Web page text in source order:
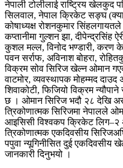
नेपाली टोलीलाई राष्ट्रिय खेलकुद
सिलवाल, नेपाल क्रिकेट सङ्घ
कोषाध्यक्ष रोशनकुमार सिंहलगायतले
कप्तानीमा गुल्शन झा,
कुशल मल्ल, विनोद भण्डारी, करण
पवन सर्राफ, अविनाश बोहरा,
विक्रम सोव सिरिज खेल्न ओमान
वाटमोर, व्यवस्थापक मोहम्मद
शिवाकोटी, फिजियो विक्रम
छ । ओमान सिरिज भदौ २८ देखि
त्रिकोणात्मक सिरिजमा नेपालले
आइसिसी विश्वकप क्रिकेट लिग–२
त्रिकोणात्मक एकदिवसीय
पपुवा न्यूगिनीसित दुई
जानकारी दिनुभयो ।